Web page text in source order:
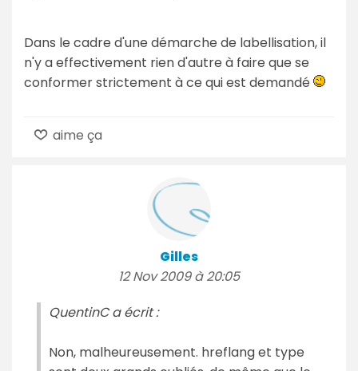
Dans le cadre d'une démarche de labellisation, il
n'y a effectivement rien d'autre à faire que se
conformer strictement à ce qui est demandé
aime ça
Gilles
12 Nov 2009 à 20:05
QuentinC a écrit :
Non, malheureusement. hreflang et type